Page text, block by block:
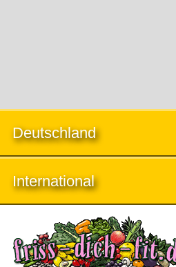
Deutschland
International